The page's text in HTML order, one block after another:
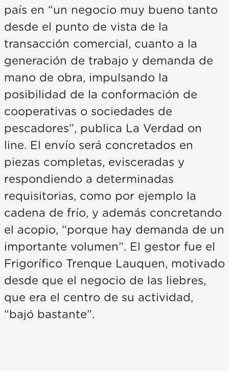
país en “un negocio muy bueno tanto
desde el punto de vista de la
transacción comercial, cuanto a la
generación de trabajo y demanda de
mano de obra, impulsando la
posibilidad de la conformación de
cooperativas o sociedades de
pescadores”, publica La Verdad on
line. El envío será concretados en
piezas completas, evisceradas y
respondiendo a determinadas
requisitorias, como por ejemplo la
cadena de frío, y además concretando
el acopio, “porque hay demanda de un
importante volumen”. El gestor fue el
Frigorífico Trenque Lauquen, motivado
desde que el negocio de las liebres,
que era el centro de su actividad,
“bajó bastante”.